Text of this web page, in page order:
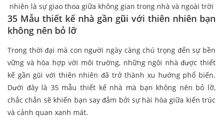
nhiên là sự giao thoa giữa không gian trong nhà và ngoài trời
35 Mẫu thiết kế nhà gần gũi với thiên nhiên bạn
không nên bỏ lỡ
Trong thời đại mà con người ngày càng chú trọng đến sự bền
vững và hòa hợp với môi trường, những ngôi nhà được thiết
kế gần gũi với thiên nhiên đã trở thành xu hướng phổ biến.
Dưới đây là 35 mẫu thiết kế nhà mà bạn không nên bỏ lỡ,
chắc chắn sẽ khiến bạn say đắm bởi sự hài hòa giữa kiến trúc
và cảnh quan xanh mát.